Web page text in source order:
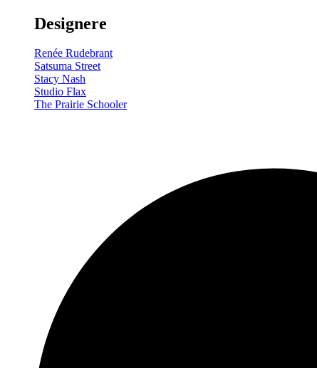
Designere
Renée Rudebrant
Satsuma Street
Stacy Nash
Studio Flax
The Prairie Schooler